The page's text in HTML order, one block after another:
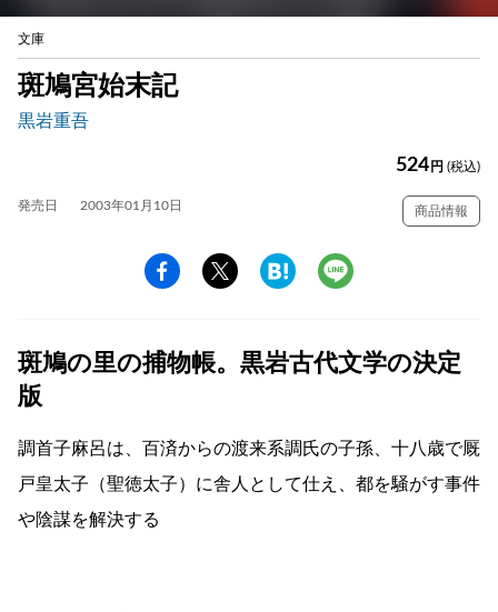
文庫
斑鳩宮始末記
黒岩重吾
524 円 (税込)
発売日 2003年01月10日 商品情報
斑鳩の里の捕物帳。黒岩古代文学の決定
版
調首子麻呂は、百済からの渡来系調氏の子孫、十八歳で厩
戸皇太子（聖徳太子）に舎人として仕え、都を騒がす事件
や陰謀を解決する